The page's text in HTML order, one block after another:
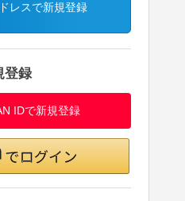
レスで新規登録
登録
IDで新規登録